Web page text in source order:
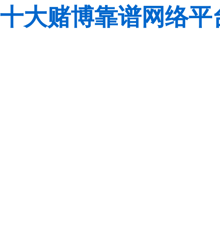
十大赌博靠谱网络平